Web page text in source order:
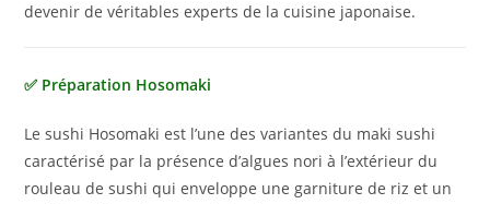
devenir de véritables experts de la cuisine japonaise.
✅ Préparation Hosomaki
Le sushi Hosomaki est l’une des variantes du maki sushi
caractérisé par la présence d’algues nori à l’extérieur du
rouleau de sushi qui enveloppe une garniture de riz et un